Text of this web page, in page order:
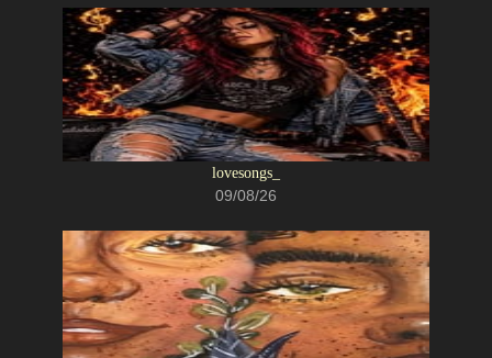
lovesongs_
09/08/26